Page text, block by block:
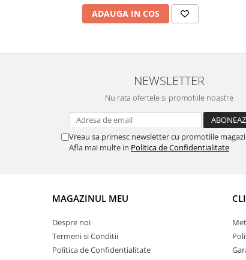
ADAUGA IN COS
NEWSLETTER
Nu rata ofertele si promotiile noastre
Vreau sa primesc newsletter cu promotiile
Afla mai multe in Politica de Confidentialitate
MAGAZINUL MEU
Despre noi
Termeni si Conditii
Politica de Confidentialitate